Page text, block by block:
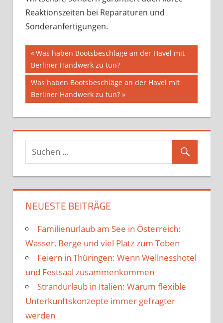
Reaktionszeiten bei Reparaturen und
Sonderanfertigungen.
Beitragsnavigation
Vorheriger
Beitrag:
Was haben Bootsbeschläge an der Havel mit
Berliner Handwerk zu tun?
Nächster
Beitrag:
Was haben Bootsbeschläge an der Havel mit
Berliner Handwerk zu tun?
NEUESTE BEITRÄGE
Familienurlaub am See in Österreich:
Wasser, Berge und viel Platz zum Toben
Feiern in Thüringen: Wenn Wellnesshotel
und Festsaal zusammenkommen
Strandurlaub in Italien: Warum flexible
Unterkunftskonzepte immer gefragter
werden